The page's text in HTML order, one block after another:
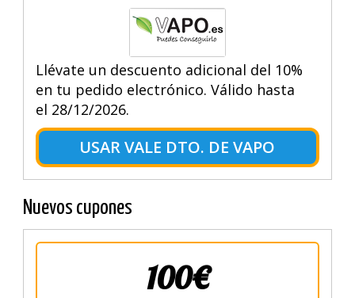
Llévate un descuento adicional del 10%
en tu pedido electrónico. Válido hasta
el 28/12/2026.
USAR VALE DTO. DE VAPO
Nuevos cupones
100€